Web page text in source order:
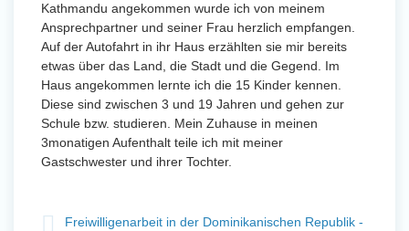
Kathmandu angekommen wurde ich von meinem
Ansprechpartner und seiner Frau herzlich empfangen.
Auf der Autofahrt in ihr Haus erzählten sie mir bereits
etwas über das Land, die Stadt und die Gegend. Im
Haus angekommen lernte ich die 15 Kinder kennen.
Diese sind zwischen 3 und 19 Jahren und gehen zur
Schule bzw. studieren. Mein Zuhause in meinen
3monatigen Aufenthalt teile ich mit meiner
Gastschwester und ihrer Tochter.
Freiwilligenarbeit in der Dominikanischen Republik -